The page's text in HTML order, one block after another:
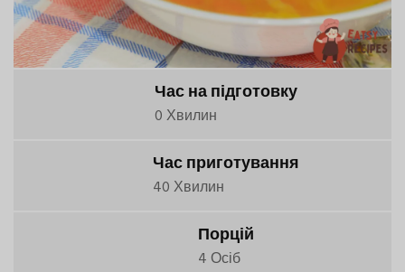
Час на підготовку
0 Хвилин
Час приготування
40 Хвилин
Порцій
4 Осіб